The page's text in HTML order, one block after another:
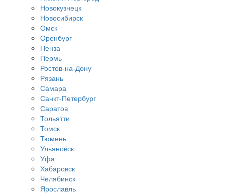
Новокузнецк
Новосибирск
Омск
Оренбург
Пенза
Пермь
Ростов-на-Дону
Рязань
Самара
Санкт-Петербург
Саратов
Тольятти
Томск
Тюмень
Ульяновск
Уфа
Хабаровск
Челябинск
Ярославль